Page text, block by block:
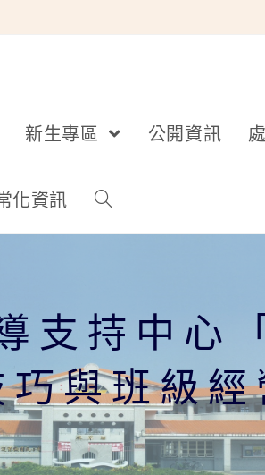
新生專區 公開資訊
化資訊
支持中心
巧與班級